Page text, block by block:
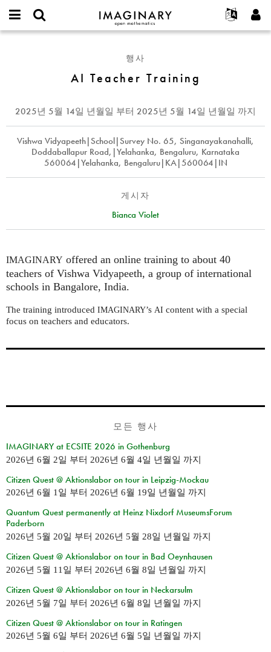
IMAGINARY
open
Français
Deutsch
Español
Türkçe
Programs
Galleries
Films
Texts
Exhibitions
나머지 보기...
프로젝트
참가하기
가입하기
새로운 비밀번호 요청하기
행사
AI Teacher Training
2025년 5월 14일 년월일 부터 2025년 5월 14일 년월일 까지
Vishwa Vidyapeeth|School|Survey No. 65, Singanayakanahalli,
Doddaballapur Road,|Yelahanka, Bengaluru, Karnataka
560064|Yelahanka, Bengaluru|KA|560064|IN
게시자
Bianca Violet
IMAGINARY offered an online training to about 40
teachers of Vishwa Vidyapeeth, a group of international
schools in Bangalore, India.
The training introduced IMAGINARY’s AI content with a special
focus on teachers and educators.
모든 행사
IMAGINARY at ECSITE 2026 in Gothenburg
2026년 6월 2일 부터 2026년 6월 4일 년월일 까지
Citizen Quest @ Aktionslabor on tour in Leipzig-Mockau
2026년 6월 1일 부터 2026년 6월 19일 년월일 까지
Quantum Quest permanently at Heinz Nixdorf MuseumsForum
Paderborn
2026년 5월 20일 부터 2026년 5월 28일 년월일 까지
Citizen Quest @ Aktionslabor on tour in Bad Oeynhausen
2026년 5월 11일 부터 2026년 6월 8일 년월일 까지
Citizen Quest @ Aktionslabor on tour in Neckarsulm
2026년 5월 7일 부터 2026년 6월 8일 년월일 까지
Citizen Quest @ Aktionslabor on tour in Ratingen
2026년 5월 6일 부터 2026년 6월 5일 년월일 까지